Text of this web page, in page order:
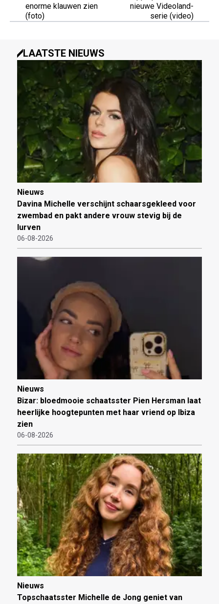
enorme klauwen zien
(foto)
nieuwe Videoland-
serie (video)
LAATSTE NIEUWS
Nieuws
Davina Michelle verschijnt schaarsgekleed voor
zwembad en pakt andere vrouw stevig bij de
lurven
06-08-2026
Nieuws
Bizar: bloedmooie schaatsster Pien Hersman laat
heerlijke hoogtepunten met haar vriend op Ibiza
zien
06-08-2026
Nieuws
Topschaatsster Michelle de Jong geniet van